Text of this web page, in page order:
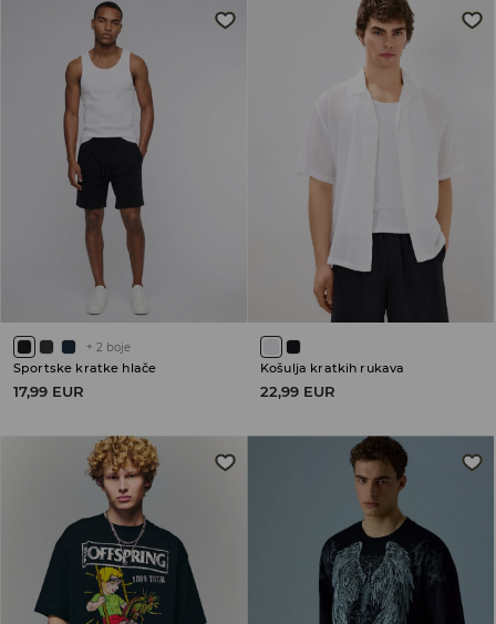
+ 2 boje
Sportske kratke hlače
17,99 EUR
Košulja kratkih rukava
22,99 EUR